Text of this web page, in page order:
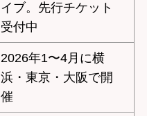
イブ。先行チケット
受付中
2026年1〜4月に横
浜・東京・大阪で開
催